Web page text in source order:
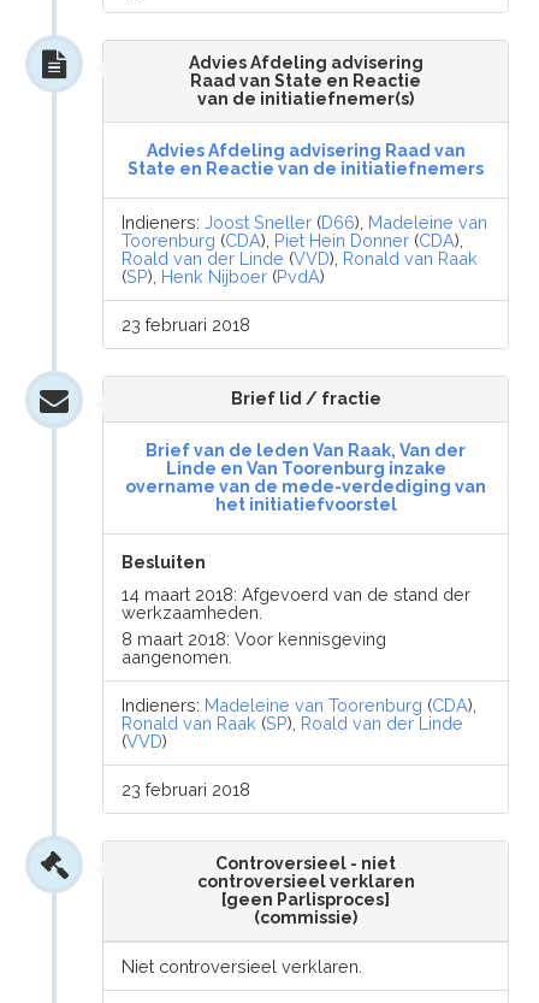
Advies Afdeling advisering
Raad van State en Reactie
van de initiatiefnemer(s)
Advies Afdeling advisering Raad van
State en Reactie van de initiatiefnemers
Indieners:Joost Sneller (D66), Madeleine van
Toorenburg (CDA), Piet Hein Donner (CDA),
Roald van der Linde (VVD), Ronald van Raak
(SP), Henk Nijboer (PvdA)
23 februari 2018
Brief lid / fractie
Brief van de leden Van Raak, Van der
Linde en Van Toorenburg inzake
overname van de mede-verdediging van
het initiatiefvoorstel
Besluiten
14 maart 2018: Afgevoerd van de stand der
werkzaamheden.
8 maart 2018: Voor kennisgeving
aangenomen.
Indieners: Madeleine van Toorenburg (CDA),
Ronald van Raak (SP), Roald van der Linde
(VVD)
23 februari 2018
Controversieel - niet
controversieel verklaren
[geen Parlisproces]
(commissie)
Niet controversieel verklaren.